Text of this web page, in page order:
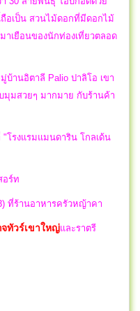
อเป็น สวนไม้ดอกที่มีดอกไม้
าเยือนของนักท่องเที่ยวตลอด
านอิตาลี Palio ปาลิโอ เขา
มสวยๆ มากมาย กับร้านค้า
เขา
โรงแรมแมนดาริน โกลเด้น
อร์ท
ที่ร้านอาหารครัวหญ้าคา
จทัวร์เขาใหญ่และราตรี